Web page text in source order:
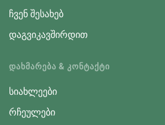
ჩვენ შესახებ
დაგვიკავშირდით
ᲓᲐᲮᲛᲐᲠᲔᲑᲐ & ᲙᲝᲜᲢᲐᲥᲢᲘ
სიახლეები
რჩეულები